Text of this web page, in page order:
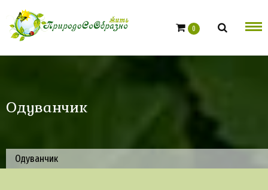
content
0
Одуванчик
Одуванчик